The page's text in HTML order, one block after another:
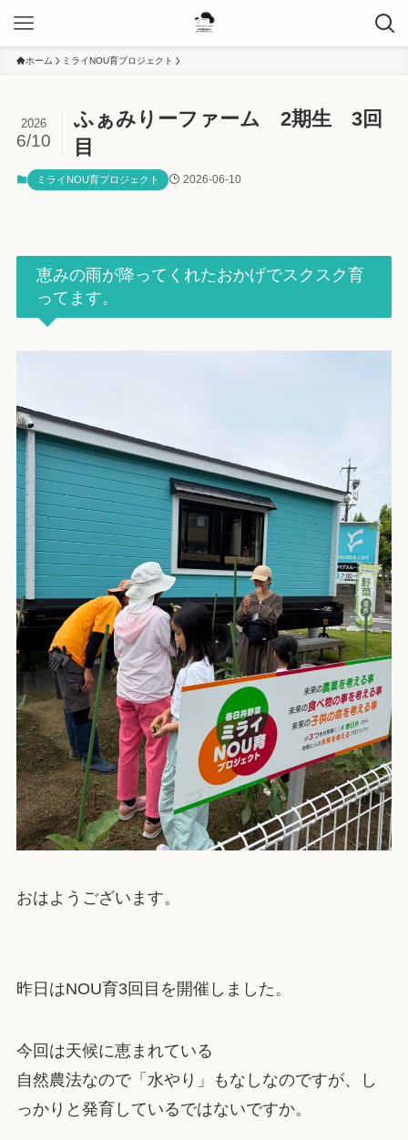
ホーム ミライNOU育プロジェクト
ふぁみりーファーム 2期生 3回
目
2026
6/10
ミライNOU育プロジェクト 2026-06-10
恵みの雨が降ってくれたおかげでスクスク育
ってます。
おはようございます。
昨日はNOU育3回目を開催しました。
今回は天候に恵まれている
自然農法なので「水やり」もなしなのですが、し
っかりと発育しているではないですか。